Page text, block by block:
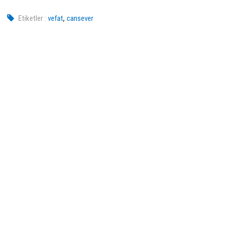
Etiketler : vefat,cansever